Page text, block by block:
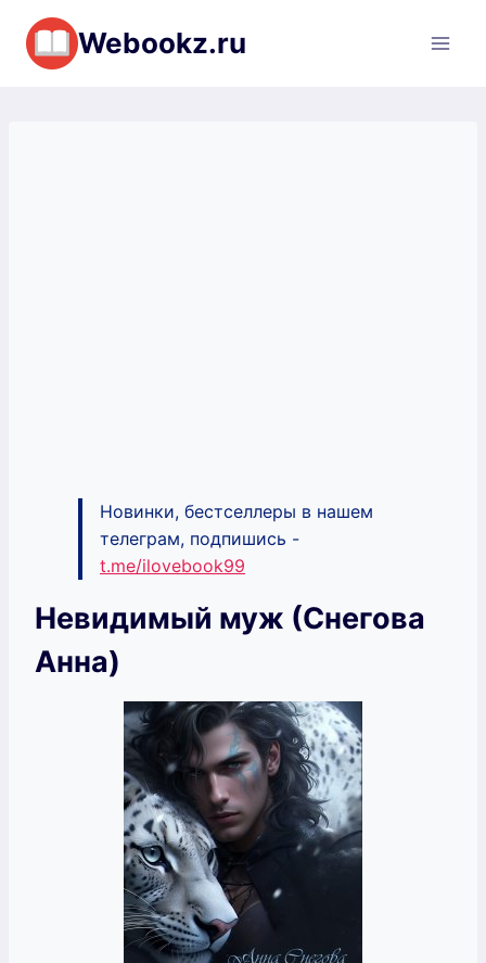
Перейти
содержимому
Webookz.ru
Новинки, бестселлеры в нашем
телеграм, подпишись -
t.me/ilovebook99
Невидимый муж (Снегова
Анна)